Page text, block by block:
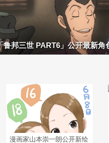
世 PART6」公开最新角色PV「次元
漫画家山本崇一朗公开新绘